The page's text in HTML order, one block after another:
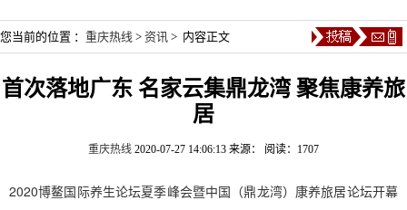
您当前的位置 ： 重庆热线 > 资讯 > 内容正文
首次落地广东 名家云集鼎龙湾 聚焦康养旅
居
重庆热线 2020-07-27 14:06:13 来源： 阅读：1707
2020博鳌国际养生论坛夏季峰会暨中国（鼎龙湾）康养旅居论坛开幕